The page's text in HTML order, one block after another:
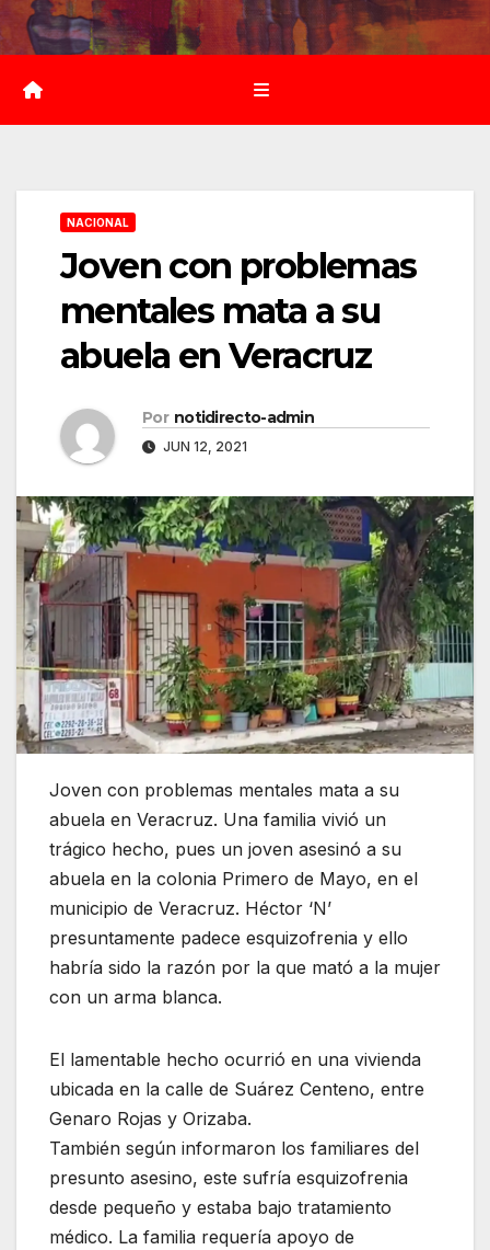
Saltar
al
contenido
NACIONAL
Joven con problemas
mentales mata a su
abuela en Veracruz
Por notidirecto-admin
JUN 12, 2021
Joven con problemas mentales mata a su
abuela en Veracruz. Una familia vivió un
trágico hecho, pues un joven asesinó a su
abuela en la colonia Primero de Mayo, en el
municipio de Veracruz. Héctor ‘N’
presuntamente padece esquizofrenia y ello
habría sido la razón por la que mató a la mujer
con un arma blanca.
El lamentable hecho ocurrió en una vivienda
ubicada en la calle de Suárez Centeno, entre
Genaro Rojas y Orizaba.
También según informaron los familiares del
presunto asesino, este sufría esquizofrenia
desde pequeño y estaba bajo tratamiento
médico. La familia requería apoyo de